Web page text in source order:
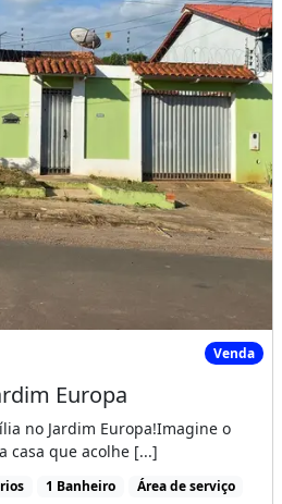
Jardim Europa Venda
Europa
no Jardim Europa!Imagine o
casa que acolhe [...]
1 Banheiro Área de serviço